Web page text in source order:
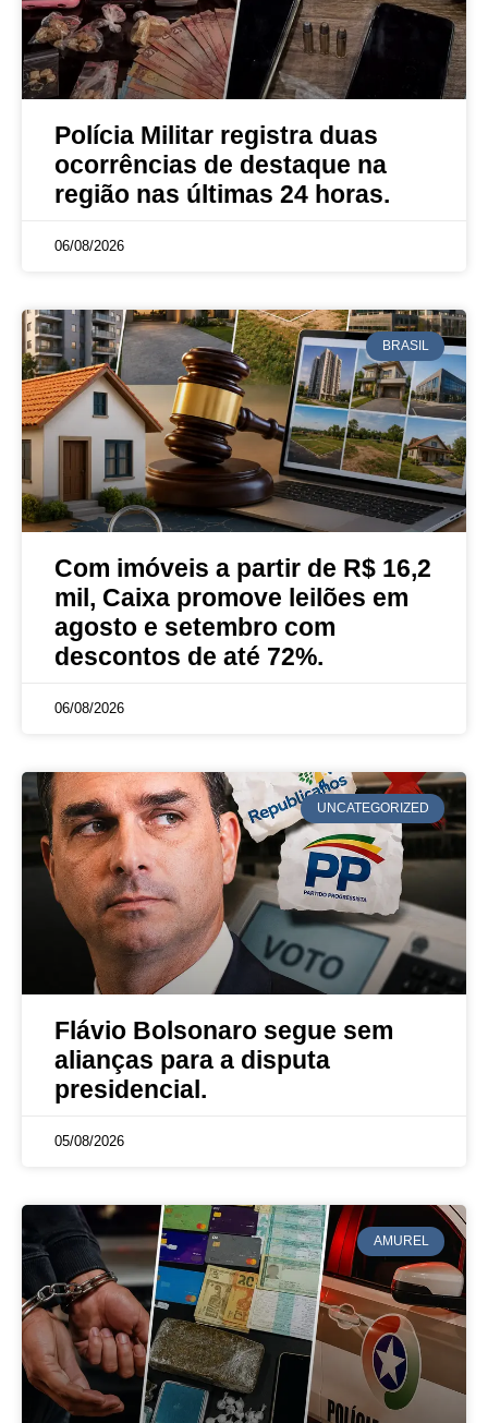
Polícia Militar registra duas
ocorrências de destaque na
região nas últimas 24 horas.
06/08/2026
BRASIL
Com imóveis a partir de R$ 16,2
mil, Caixa promove leilões em
agosto e setembro com
descontos de até 72%.
06/08/2026
UNCATEGORIZED
Flávio Bolsonaro segue sem
alianças para a disputa
presidencial.
05/08/2026
AMUREL